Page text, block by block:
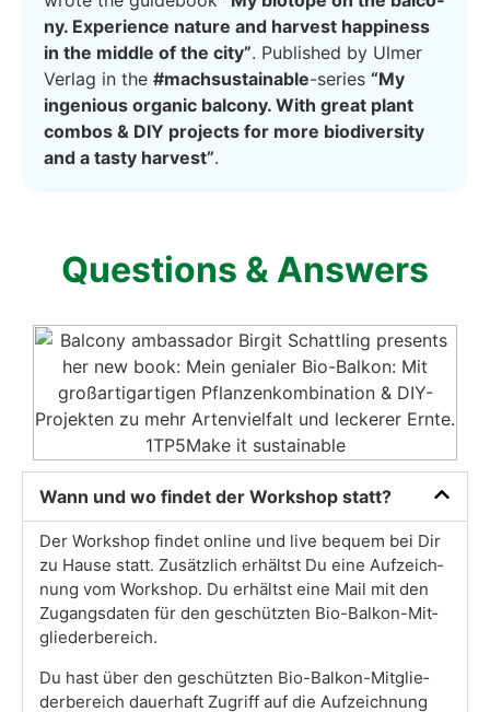
ny. Expe­ri­ence natu­re and har­ve­st hap­pi­ness
in the midd­le of the city”. Published by Ulmer
Ver­lag in the #mach­s­us­tainable-series “My
inge­nious orga­nic bal­c­o­ny. With gre­at plant
com­bos & DIY pro­jects for more bio­di­ver­si­ty
and a tasty har­ve­st”.
Ques­ti­ons & Ans­wers
Wann und wo fin­det der Work­shop statt?
Der Work­shop fin­det online und live bequem bei Dir
zu Hau­se statt. Zusätz­lich erhältst Du eine Auf­zeich­
nung vom Work­shop. Du erhältst eine Mail mit den
Zugangs­da­ten für den geschütz­ten Bio-Bal­kon-Mit­
glie­der­be­reich.
Du hast über den geschütz­ten Bio-Bal­kon-Mit­glie­
der­be­reich dau­er­haft Zugriff auf die Auf­zeich­nung